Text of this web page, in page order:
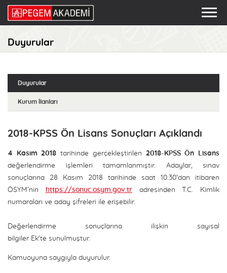
Duyurular
Duyurular
Kurum İlanları
2018-KPSS Ön Lisans Sonuçları Açıklandı
4 Kasım 2018 tarihinde gerçekleştirilen 2018-KPSS Ön Lisans
değerlendirme işlemleri tamamlanmıştır. Adaylar, sınav
sonuçlarına 28 Kasım 2018 tarihinde saat 10.30’dan itibaren
ÖSYM’nin https://sonuc.osym.gov.tradresinden T.C. Kimlik
numaraları ve aday şifreleri ile erişebilir.
Değerlendirme sonuçlarına ilişkin sayısal
bilgiler Ek'te sunulmuştur.
Kamuoyuna saygıyla duyurulur.